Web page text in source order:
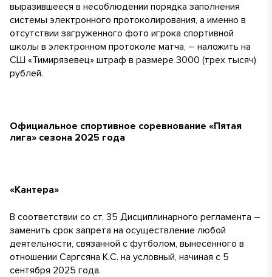
выразившееся в несоблюдении порядка заполнения
системы электронного протоколирования, а именно в
отсутствии загруженного фото игрока спортивной
школы в электронном протоколе матча, – наложить на
СШ «Тимирязевец» штраф в размере 3000 (трех тысяч)
рублей.
Официальное спортивное соревнование «Пятая
лига» сезона 2025 года
«Кантера»
В соответствии со ст. 35 Дисциплинарного регламента –
заменить срок запрета на осуществление любой
деятельности, связанной с футболом, вынесенного в
отношении Саргсяна К.С. на условный, начиная с 5
сентября 2025 года.